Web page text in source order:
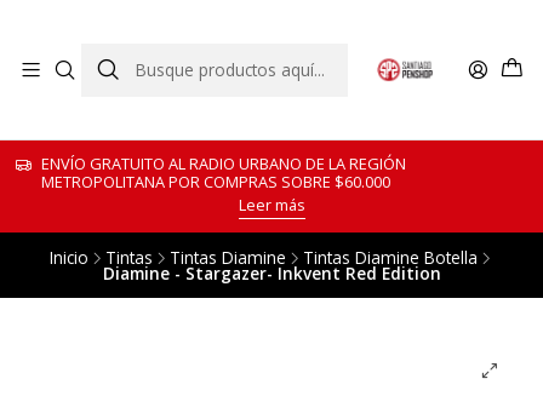
ENVÍO GRATUITO AL RADIO URBANO DE LA REGIÓN
METROPOLITANA POR COMPRAS SOBRE $60.000
Leer más
Inicio Tintas Tintas Diamine Tintas Diamine Botella
Diamine - Stargazer- Inkvent Red Edition